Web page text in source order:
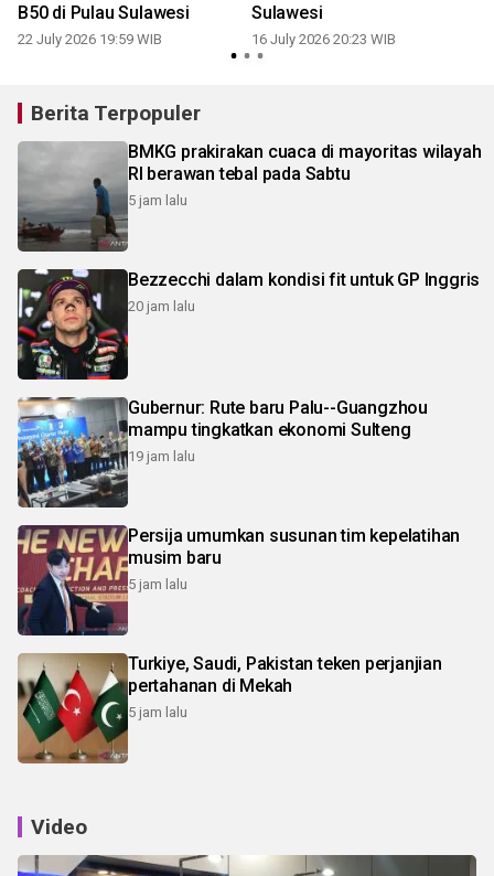
B50 di Pulau Sulawesi
22 July 2026 19:59 WIB
Sulawesi
16 July 2026 20:23 WIB
Berita Terpopuler
BMKG prakirakan cuaca di mayoritas wilayah
RI berawan tebal pada Sabtu
5 jam lalu
Bezzecchi dalam kondisi fit untuk GP Inggris
20 jam lalu
Gubernur: Rute baru Palu--Guangzhou
mampu tingkatkan ekonomi Sulteng
19 jam lalu
Persija umumkan susunan tim kepelatihan
musim baru
5 jam lalu
Turkiye, Saudi, Pakistan teken perjanjian
pertahanan di Mekah
5 jam lalu
Video